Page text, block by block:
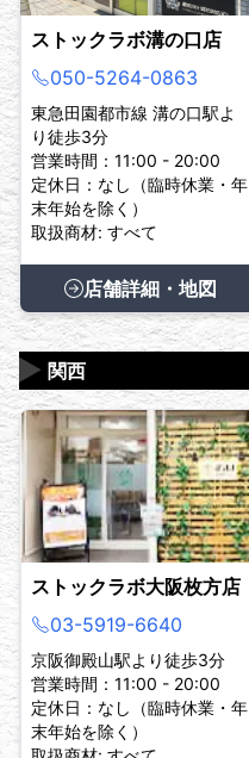
ストックラボ溝の口店
050-5264-0863
東急田園都市線 溝の口駅よ
り徒歩3分
営業時間：11:00 - 20:00
定休日：なし（臨時休業・年
末年始を除く）
取扱商材: すべて
店舗詳細・地図
関西
▶
ストックラボ大阪枚方店
03-5919-6640
京阪御殿山駅より徒歩3分
営業時間：11:00 - 20:00
定休日：なし（臨時休業・年
末年始を除く）